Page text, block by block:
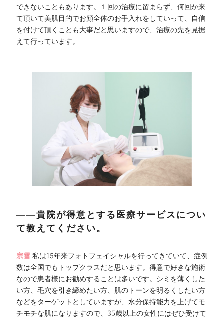
できないこともあります。１回の治療に留まらず、何回か来
て頂いて美肌目的でお顔全体のお手入れをしていって、自信
を付けて頂くことも大事だと思いますので、治療の先を見据
えて行っています。
――貴院が得意とする医療サービスについ
て教えてください。
宗雪私は15年来フォトフェイシャルを行ってきていて、症例
数は全国でもトップクラスだと思います。得意で好きな施術
なので患者様にお勧めすることは多いです。シミを薄くした
い方、毛穴を引き締めたい方、肌のトーンを明るくしたい方
などをターゲットとしていますが、水分保持能力を上げてモ
チモチな肌になりますので、35歳以上の女性にはぜひ受けて